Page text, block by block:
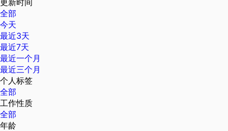
更新时间
全部
今天
最近3天
最近7天
最近一个月
最近三个月
个人标签
全部
工作性质
全部
年龄